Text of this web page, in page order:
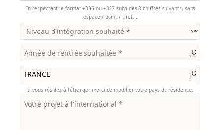
En respectant le format +336 ou +337 suivi des 8 chiffres suivants, sans
espace / point / tiret...
Si vous résidez à l'étranger merci de modifier votre pays de résidence.